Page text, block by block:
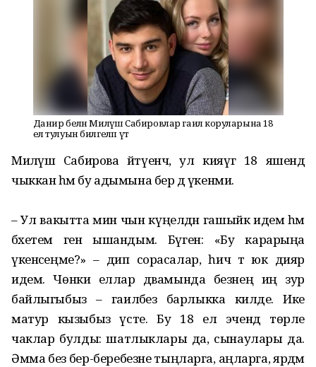
Данир белән Миләүшә Сабировлар гаилә коруларына 18
ел тулуын билгеләп үтә
Миләүшә Сабирова әйтүенчә, ул кияүгә 18 яшендә
чыккан һәм бу адымына бер дә үкенми.
– Ул вакытта мин чын күңелдән гашыйк идем һәм
бәхетемә генә ышандым. Бүген: «Бу карарыңа
үкенәсеңме?» – дип сорасалар, һич тә юк дияр
идем. Чөнки еллар дәвамында безнең иң зур
байлыгыбыз – гаиләбез барлыкка килде. Ике
матур кызыбыз үсте. Бу 18 ел эчендә төрле
чаклар булды: шатлыклары да, сынаулары да.
Әмма без бер-беребезне тыңларга, аңларга, ярдәм